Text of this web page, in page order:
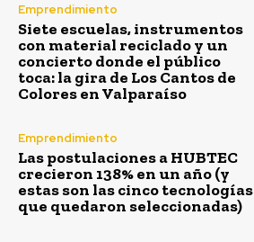
Emprendimiento
Siete escuelas, instrumentos
con material reciclado y un
concierto donde el público
toca: la gira de Los Cantos de
Colores en Valparaíso
Emprendimiento
Las postulaciones a HUBTEC
crecieron 138% en un año (y
estas son las cinco tecnologías
que quedaron seleccionadas)